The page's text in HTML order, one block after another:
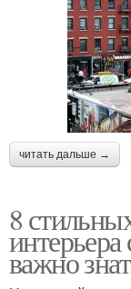
читать дальше →
8
важно